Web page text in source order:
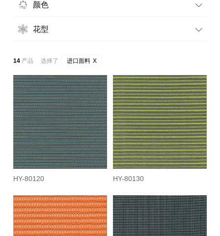
颜色
花型
14 产品 选择了 进口面料 X
HY-80120 HY-80130